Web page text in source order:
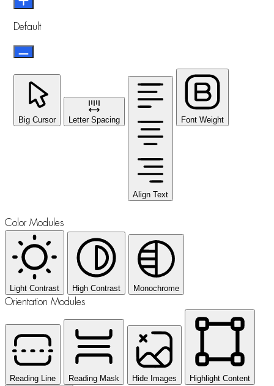
Default
Big Cursor Letter Spacing
Align Text
Font Weight
Color Modules
Light Contrast High Contrast Monochrome
Orientation Modules
Reading Line Reading Mask Hide Images Highlight Content